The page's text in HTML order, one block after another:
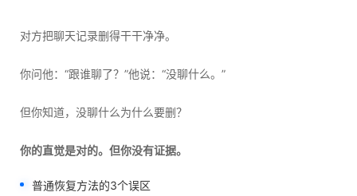
对方把聊天记录删得干干净净。
你问他：“跟谁聊了？”他说：“没聊什么。”
但你知道，没聊什么为什么要删？
你的直觉是对的。但你没有证据。
普通恢复方法的3个误区